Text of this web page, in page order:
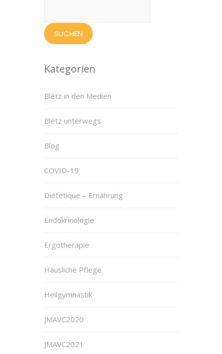
Kategorien
Blëtz in den Medien
Blëtz unterwegs
Blog
COVID-19
Diététique – Ernährung
Endokrinologie
Ergotherapie
Häusliche Pflege
Heilgymnastik
JMAVC2020
JMAVC2021